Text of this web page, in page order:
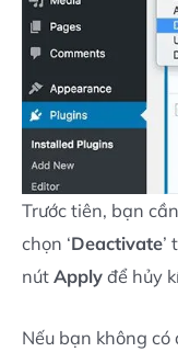
Trước tiên, bạn
chọn ‘Deactivate’
nút Apply để hủy
Nếu bạn không